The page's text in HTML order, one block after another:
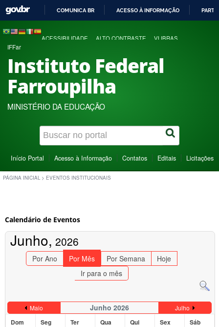
COMUNICA BR ACESSO À INFORMAÇÃO
ACESSIBILIDADE ALTO CONTRASTE VLIBRAS
IFFar
Instituto Federal
Farroupilha
MINISTÉRIO DA EDUCAÇÃO
Início Portal Acesso à Informação Contatos Editais Licitações
PÁGINA INICIAL > EVENTOS INSTITUCIONAIS
Calendário de Eventos
Junho, 2026
Por Ano Por Mês Por Semana
Hoje
Ir para o mês
Maio Junho 2026 Julho
Dom Seg Ter Qua Qui Sex
Sáb